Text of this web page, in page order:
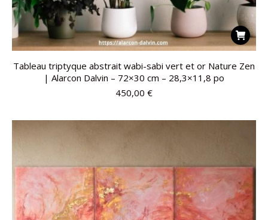
Tableau triptyque abstrait wabi-sabi vert et or Nature Zen
| Alarcon Dalvin – 72×30 cm – 28,3×11,8 po
450,00 €